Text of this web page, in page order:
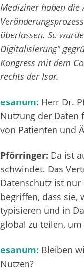
Mediziner haben die
überlassen. So
Digitalisierung"
Kongress mit dem
rechts der Isar.
esanum: Herr Dr.
Nutzung der Daten
von Patienten und
Pförringer: Da ist
schwindet. Das
Datenschutz ist
begriffen, dass sie,
typisieren und in
global zu teilen,
esanum: Bleiben
Nutzen?